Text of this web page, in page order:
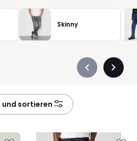
Skinny
Précédent
und sortieren